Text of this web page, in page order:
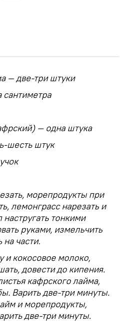
— две-три штуки
сантиметра
— одна штука
шесть штук
морепродукты при
лемонграсс нарезать и
настругать тонкими
руками, измельчить
на части.
и кокосовое молоко,
довести до кипения.
кафрского лайма,
Варить две-три минуты.
и морепродукты,
две-три минуты.